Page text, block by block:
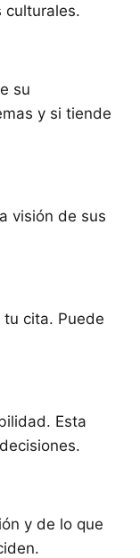
culturales.
su
y si tiende
visión de sus
cita. Puede
Esta
y de lo que